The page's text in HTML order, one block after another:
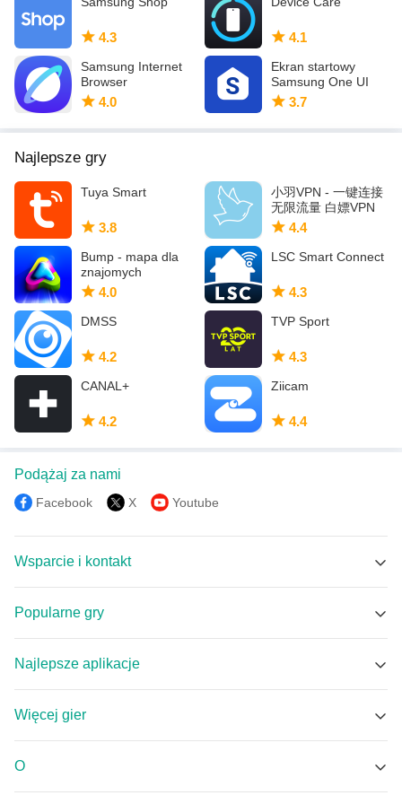
- Książka adresowa: świadczenie usług wymagających
synchronizacji konta przy użyciu zarejestrowanych informacji o
koncie Samsung
- Kalendarz: umożliwia synchronizację harmonogramu z
urządzeniem do noszenia
- Dzienniki połączeń: Aby zapewnić synchronizację rejestru
połączeń z urządzeniem do noszenia
urządzeniem do noszenia
4.3 4.1
Samsung Internet
Browser
4.0
Ekran startowy
Samsung One UI
3.7
Najlepsze gry
Tuya Smart
3.8
小羽VPN - 一键连接
无限流量 白嫖VPN
4.4
Bump - mapa dla
znajomych
4.0
LSC Smart Connect
4.3
DMSS
4.2
TVP Sport
4.3
CANAL+
4.2
Ziicam
4.4
Podążaj za nami
Facebook X Youtube
Wsparcie i kontakt
Wsparcie MEmu
Facebook Group
Discord
Email
Popularne gry
Brawl Stars APK
Coin Master APK
Null's Brawl APK
Standoff 2 APK
Lovely Craft Piston Trap APK
Najlepsze aplikacje
Tuya Smart APK
小羽VPN - 一键连接 无限流量 白嫖VPN APK
Bump - mapa dla znajomych APK
LSC Smart Connect APK
Więcej gier
Centrum Gier
O
O nas